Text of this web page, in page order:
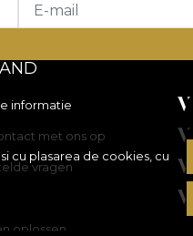
cu plasarea de cookies, cu
E-mail
informatie
met ons op
vragen
oplossen